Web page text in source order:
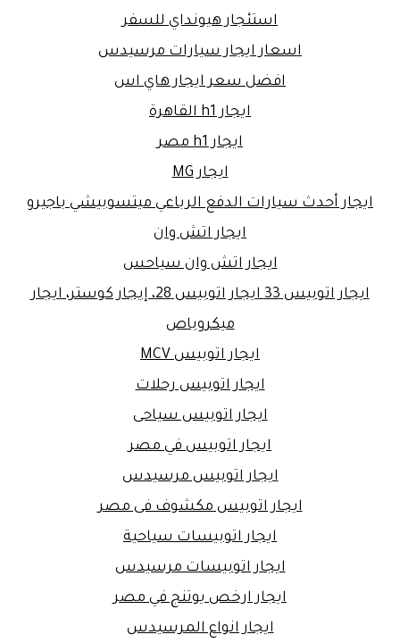
استئجار هيونداي للسفر
اسعار ايجار سيارات مرسيدس
افضل سعر ايجار هاي اس
ايجار h1 القاهرة
ايجار h1 مصر
ايجار MG
ايجار أحدث سيارات الدفع الرباعي ميتسوبيشي باجيرو
ايجار اتش وان
ايجار اتش وان سياحس
ايجار اتوبيس 33 ايجار اتوبيس 28، إيجار كوستر، ايجار
ميكروباص
ايجار اتوبيس MCV
ايجار اتوبيس رحلات
ايجار اتوبيس سياحى
ايجار اتوبيس في مصر
ايجار اتوبيس مرسيدس
ايجار اتوبيس مكشوف فى مصر
ايجار اتوبيسات سياحية
ايجار اتوبيسات مرسيدس
ايجار ارخص يوتنج في مصر
ايجار انواع المرسيدس